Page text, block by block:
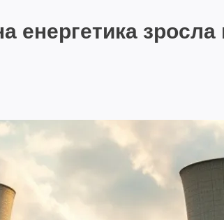
енергетика